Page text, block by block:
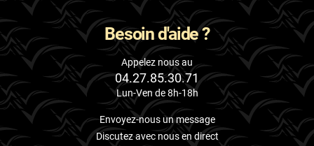
Besoin d'aide ?
Appelez nous au
04.27.85.30.71
Lun-Ven de 8h-18h
Envoyez-nous un message
Discutez avec nous en direct